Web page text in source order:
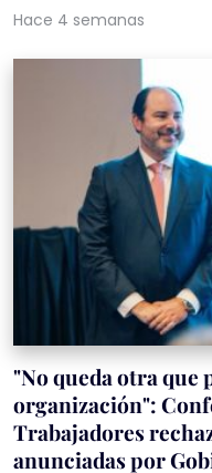
Hace 4 semanas
"No queda otra que
organización":
Trabajadores
anunciadas por